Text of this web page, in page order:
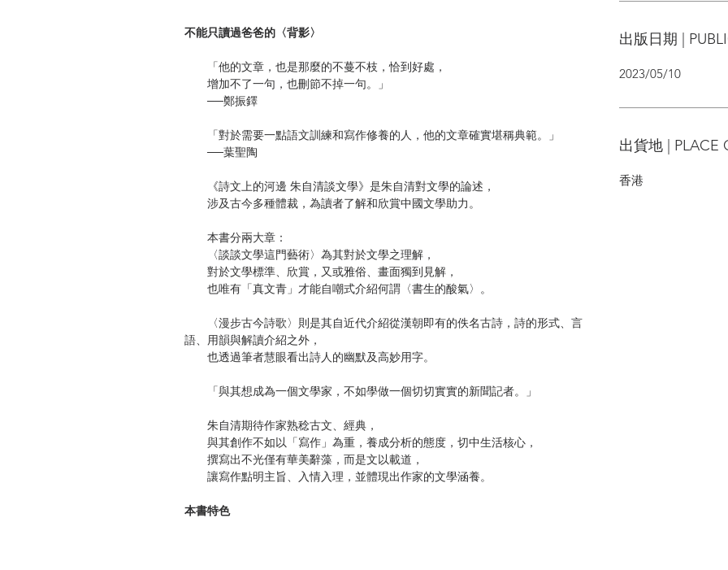
不能只讀過爸爸的〈背影〉
「他的文章，也是那麼的不蔓不枝，恰到好處，
增加不了一句，也刪節不掉一句。」
──鄭振鐸
「對於需要一點語文訓練和寫作修養的人，他的文章確實堪稱典範。」
──葉聖陶
《詩文上的河邊 朱自清談文學》是朱自清對文學的論述，
涉及古今多種體裁，為讀者了解和欣賞中國文學助力。
本書分兩大章：
〈談談文學這門藝術〉為其對於文學之理解，
對於文學標準、欣賞，又或雅俗、畫面獨到見解，
也唯有「真文青」才能自嘲式介紹何謂〈書生的酸氣〉。
〈漫步古今詩歌〉則是其自近代介紹從漢朝即有的佚名古詩，詩的形式、言
語、用韻與解讀介紹之外，
也透過筆者慧眼看出詩人的幽默及高妙用字。
「與其想成為一個文學家，不如學做一個切切實實的新聞記者。」
朱自清期待作家熟稔古文、經典，
與其創作不如以「寫作」為重，養成分析的態度，切中生活核心，
撰寫出不光僅有華美辭藻，而是文以載道，
讓寫作點明主旨、入情入理，並體現出作家的文學涵養。
本書特色
出版日期 |
2023/05/10
出貨地 | PLACE
香港